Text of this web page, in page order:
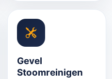
Gevel
Stoomreinigen